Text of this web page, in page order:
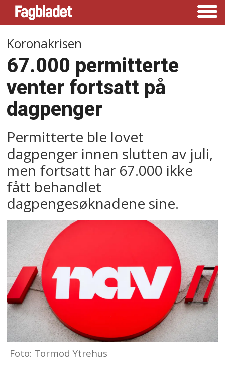
Koronakrisen
67.000 permitterte
venter fortsatt på
dagpenger
Permitterte ble lovet
dagpenger innen slutten av juli,
men fortsatt har 67.000 ikke
fått behandlet
dagpengesøknadene sine.
Foto: Tormod Ytrehus